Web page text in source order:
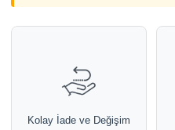
Kolay İade ve Değişim